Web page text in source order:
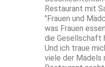
Restaurant mit
"Frauen und
was Frauen
die Gesellschaft
Und ich traue
viele der Mädels